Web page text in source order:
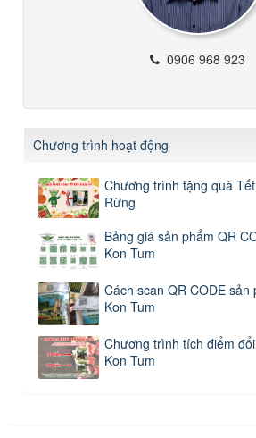
0906 968 923
Chương trình hoạt động
Chương trình tặng quà
Rừng
Bảng giá sản phẩm QR
Kon Tum
Cách scan QR CODE sản
Kon Tum
Chương trình tích điểm
Kon Tum